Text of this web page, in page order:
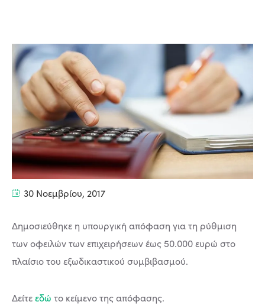
30 Νοεμβρίου, 2017
Δημοσιεύθηκε η υπουργική απόφαση για τη ρύθμιση
των οφειλών των επιχειρήσεων έως 50.000 ευρώ στο
πλαίσιο του εξωδικαστικού συμβιβασμού.
Δείτεεδώ το κείμενο της απόφασης.